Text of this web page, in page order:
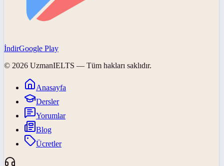
İndirGoogle Play
© 2026 UzmanIELTS — Tüm hakları saklıdır.
Anasayfa
Dersler
Yorumlar
Blog
Ücretler